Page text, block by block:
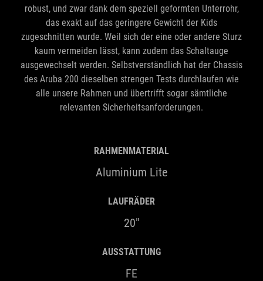
robust, und zwar dank dem speziell geformten Unterrohr,
das exakt auf das geringere Gewicht der Kids
zugeschnitten wurde. Weil sich der eine oder andere Sturz
kaum vermeiden lässt, kann zudem das Schaltauge
ausgewechselt werden. Selbstverständlich hat der Chassis
des Aruba 200 dieselben strengen Tests durchlaufen wie
alle unsere Rahmen und übertrifft sogar sämtliche
relevanten Sicherheitsanforderungen.
RAHMENMATERIAL
Aluminium Lite
LAUFRÄDER
20"
AUSSTATTUNG
FE